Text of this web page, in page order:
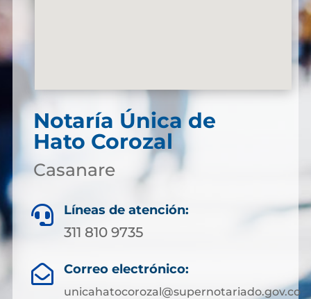
Notaría Única de
Hato Corozal
Casanare
 Líneas de atención:
311 810 9735
 Correo electrónico:
unicahatocorozal@supernotariado.gov.co